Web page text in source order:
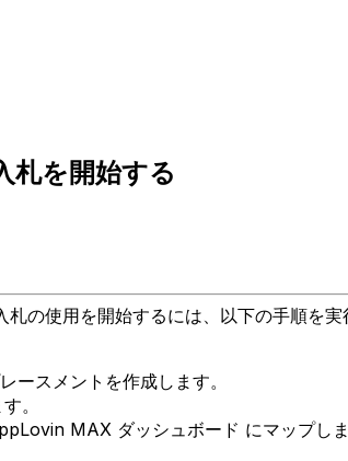
を開始する
の使用を開始するには、以下の手順
ースメントを作成します。
。
MAX ダッシュボード にマップしま